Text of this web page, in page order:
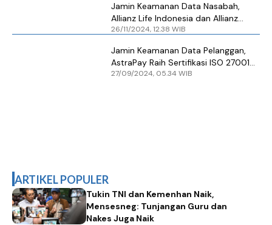
Jamin Keamanan Data Nasabah,
Allianz Life Indonesia dan Allianz
Utama Indonesia Raih Sertifikasi ISO
26/11/2024, 12.38 WIB
Jamin Keamanan Data Pelanggan,
AstraPay Raih Sertifikasi ISO 27001
dan 27701
27/09/2024, 05.34 WIB
ARTIKEL POPULER
Tukin TNI dan Kemenhan Naik,
Mensesneg: Tunjangan Guru dan
Nakes Juga Naik